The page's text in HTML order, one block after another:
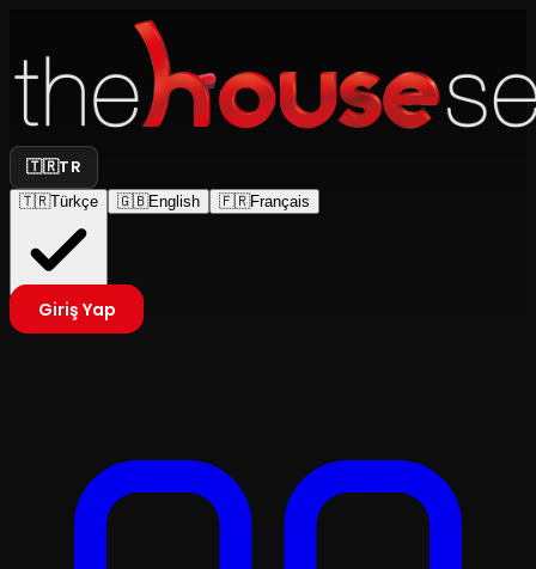
🇹🇷TR
🇹🇷Türkçe 🇬🇧English 🇫🇷Français
Giriş Yap